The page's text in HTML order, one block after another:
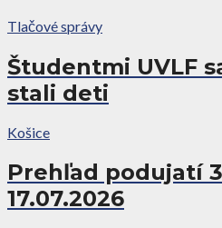
Tlačové správy
Študentmi UVLF
stali deti
Košice
Prehľad podujatí
17.07.2026